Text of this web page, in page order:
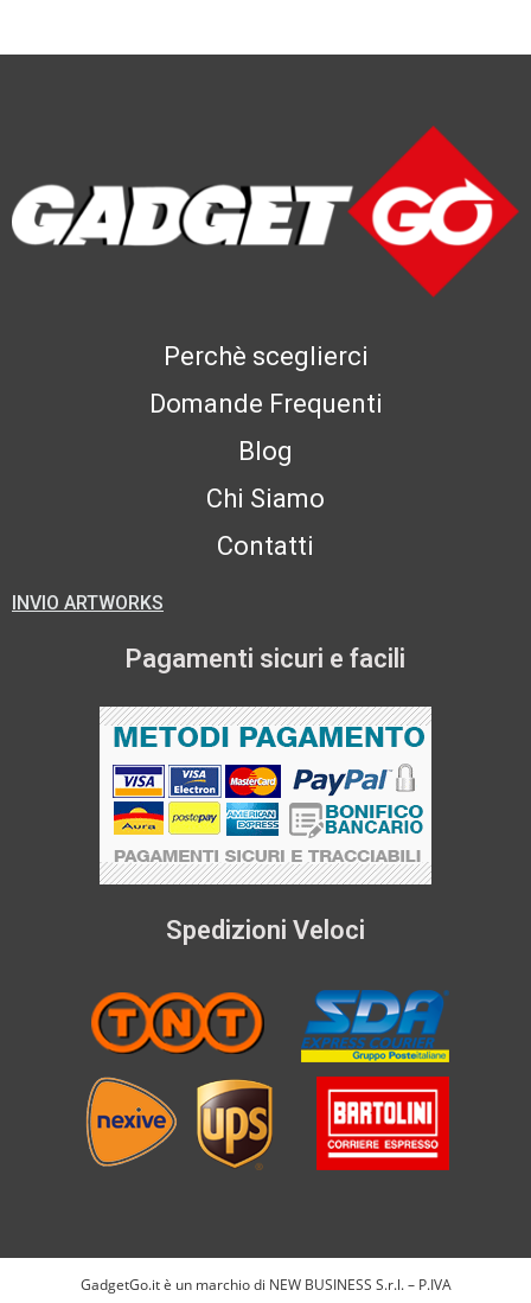
Perchè sceglierci
Domande Frequenti
Blog
Chi Siamo
Contatti
INVIO ARTWORKS
Pagamenti sicuri e facili
Spedizioni Veloci
GadgetGo.it è un marchio di NEW BUSINESS S.r.l. – P.IVA